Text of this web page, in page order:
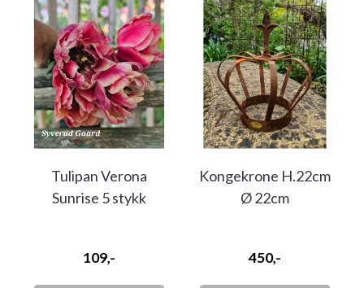
Tulipan Verona
Sunrise 5 stykk
109,-
Kongekrone H.22cm
Ø 22cm
450,-